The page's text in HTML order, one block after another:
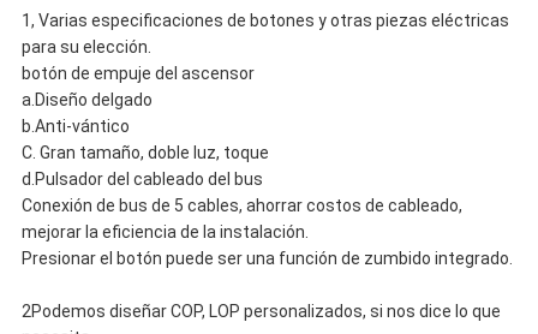
1, Varias especificaciones de botones y otras piezas eléctricas
para su elección.
botón de empuje del ascensor
a.Diseño delgado
b.Anti-vántico
C. Gran tamaño, doble luz, toque
d.Pulsador del cableado del bus
Conexión de bus de 5 cables, ahorrar costos de cableado,
mejorar la eficiencia de la instalación.
Presionar el botón puede ser una función de zumbido integrado.
2Podemos diseñar COP, LOP personalizados, si nos dice lo que